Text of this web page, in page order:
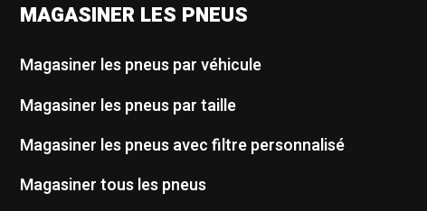
MAGASINER LES PNEUS
Magasiner les pneus par véhicule
Magasiner les pneus par taille
Magasiner les pneus avec filtre personnalisé
Magasiner tous les pneus